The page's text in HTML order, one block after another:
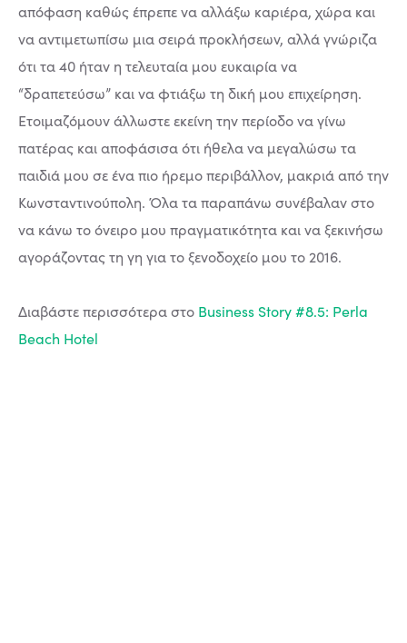
απόφαση καθώς έπρεπε να αλλάξω καριέρα, χώρα και
να αντιμετωπίσω μια σειρά προκλήσεων, αλλά γνώριζα
ότι τα 40 ήταν η τελευταία μου ευκαιρία να
“δραπετεύσω” και να φτιάξω τη δική μου επιχείρηση.
Ετοιμαζόμουν άλλωστε εκείνη την περίοδο να γίνω
πατέρας και αποφάσισα ότι ήθελα να μεγαλώσω τα
παιδιά μου σε ένα πιο ήρεμο περιβάλλον, μακριά από την
Κωνσταντινούπολη. Όλα τα παραπάνω συνέβαλαν στο
να κάνω το όνειρο μου πραγματικότητα και να ξεκινήσω
αγοράζοντας τη γη για το ξενοδοχείο μου το 2016.
Διαβάστε περισσότερα στο Business Story #8.5: Perla
Beach Hotel